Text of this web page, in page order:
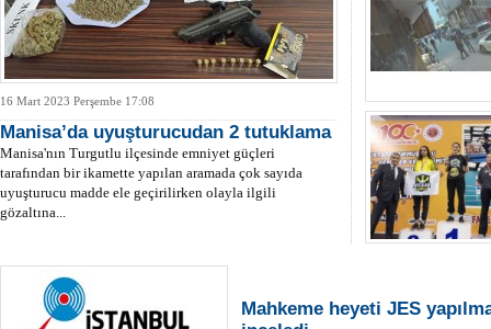
16 Mart 2023 Perşembe 17:08
Manisa’da uyuşturucudan 2 tutuklama
Manisa'nın Turgutlu ilçesinde emniyet güçleri
tarafından bir ikamette yapılan aramada çok sayıda
uyuşturucu madde ele geçirilirken olayla ilgili
gözaltına...
Mahkeme heyeti JES